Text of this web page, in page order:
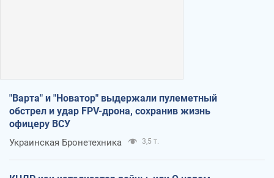
"Варта" и "Новатор" выдержали пулеметный
обстрел и удар FPV-дрона, сохранив жизнь
офицеру ВСУ
Украинская Бронетехника 3,5 т.